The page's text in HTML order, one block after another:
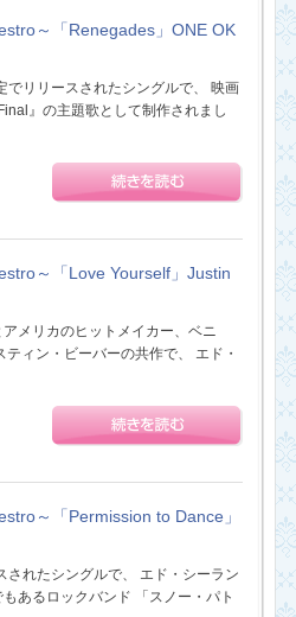
～「Renegades」ONE OK
でリリースされたシングルで、 映画
』の主題歌として制作されまし
～「Love Yourself」Justin
メリカのヒットメイカー、ベニ
ィン・ビーバーの共作で、 エド・
～「Permission to Dance」
されたシングルで、 エド・シーラン
あるロックバンド 「スノー・パト